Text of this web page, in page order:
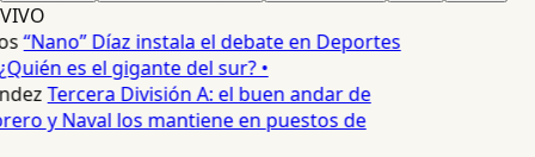
VIVO
“Nano” Díaz instala el debate en Deportes
es el gigante del sur? •
Tercera División A: el buen andar de
y Naval los mantiene en puestos de